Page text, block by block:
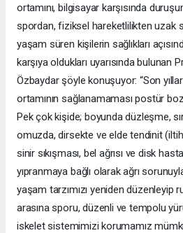
ortamını, bilgisayar karşısında
spordan, fiziksel hareketlilikten uzak
yaşam süren kişilerin sağlıkları
karşıya oldukları uyarısında bulunan
Özbaydar şöyle konuşuyor: “Son
ortamının sağlanamaması postür
Pek çok kişide; boyunda düzleşme,
omuzda, dirsekte ve elde tendinit
sinir sıkışması, bel ağrısı ve disk
yıpranmaya bağlı olarak ağrı
yaşam tarzımızı yeniden düzenleyip
arasına sporu, düzenli ve tempolu
iskelet sistemimizi korumamız